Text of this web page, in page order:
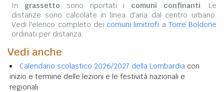
In grassetto sono riportati i comuni confinanti. Le
distanze sono calcolate in linea d'aria dal centro urbano.
Vedi l'elenco completo dei comuni limitrofi a Torre Boldone
ordinati per distanza.
Vedi anche
Calendario scolastico 2026/2027 della Lombardia con
inizio e termine delle lezioni e le festività nazionali e
regionali.